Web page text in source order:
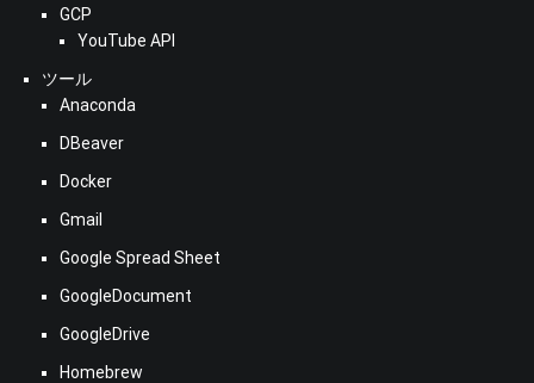
GCP
YouTube API
ツール
Anaconda
DBeaver
Docker
Gmail
Google Spread Sheet
GoogleDocument
GoogleDrive
Homebrew